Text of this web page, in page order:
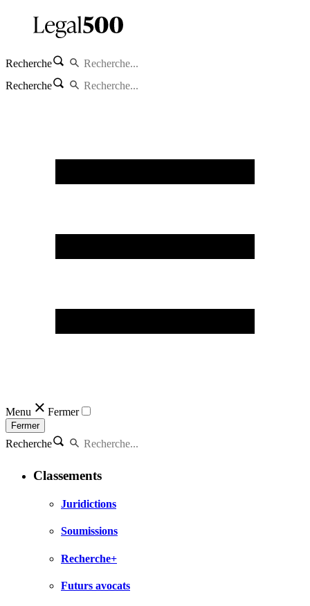
Recherche
Recherche
Menu Fermer
Fermer
Recherche
Classements
Juridictions
Soumissions
Recherche+
Futurs avocats